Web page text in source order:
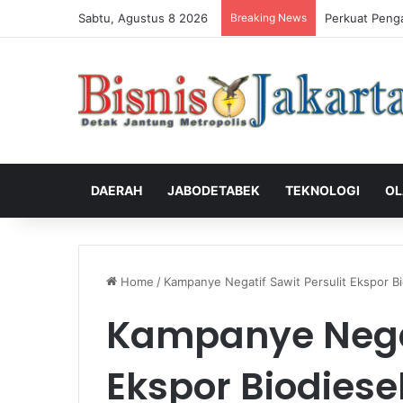
Sabtu, Agustus 8 2026 Breaking News Perkuat
DAERAH JABODETABEK TEKNOLOGI
Home / Kampanye Negatif Sawit Persulit Ekspor
Kampanye
Ekspor